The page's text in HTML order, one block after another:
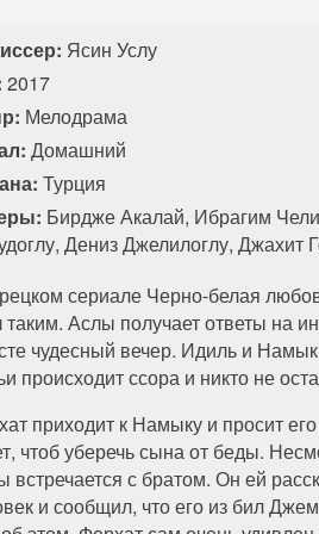
94 серия 95 серия
Ясин Услу
2017
Мелодрама
Домашний
Турция
​Бирдже Акалай, Ибрагим
Дениз Джелилоглу, Джахит
сериале Черно-белая
таким. Аслы получает ответы на
чудесный вечер. Идиль и
происходит ссора и никто не
приходит к Намыку и просит
чтоб уберечь сына от беды.
встречается с братом. Он ей
и сообщил, что его из бил